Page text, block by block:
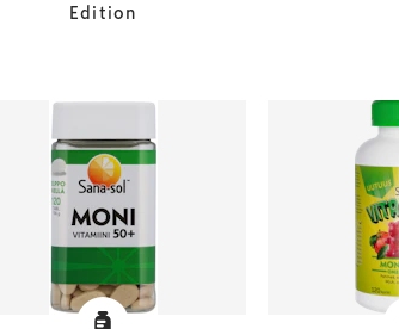
Edition